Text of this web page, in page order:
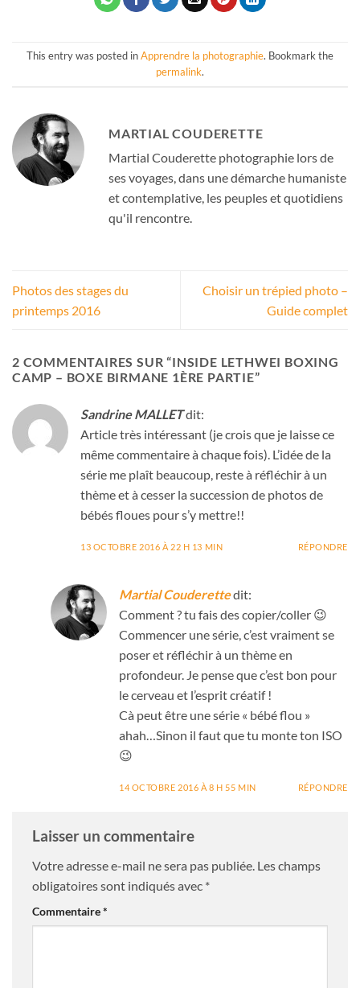
This entry was posted inApprendre la photographie. Bookmark the
permalink.
MARTIAL COUDERETTE
Martial Couderette photographie lors de
ses voyages, dans une démarche humaniste
et contemplative, les peuples et quotidiens
qu'il rencontre.
Photos des stages du
printemps 2016
Choisir un trépied photo –
Guide complet
2 COMMENTAIRES SUR “INSIDE LETHWEI BOXING
CAMP – BOXE BIRMANE 1ÈRE PARTIE”
Sandrine MALLETdit:
Article très intéressant (je crois que je laisse ce
même commentaire à chaque fois). L’idée de la
série me plaît beaucoup, reste à réfléchir à un
thème et à cesser la succession de photos de
bébés floues pour s’y mettre!!
13 OCTOBRE 2016 À 22 H 13 MIN RÉPONDRE
Martial Couderettedit:
Comment ? tu fais des copier/coller 😉
Commencer une série, c’est vraiment se
poser et réfléchir à un thème en
profondeur. Je pense que c’est bon pour
le cerveau et l’esprit créatif !
Cà peut être une série « bébé flou »
ahah…Sinon il faut que tu monte ton ISO
😉
14 OCTOBRE 2016 À 8 H 55 MIN RÉPONDRE
Laisser un commentaire
Votre adresse e-mail ne sera pas publiée. Les champs
obligatoires sont indiqués avec *
Commentaire*